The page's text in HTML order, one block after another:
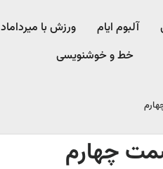
آلبوم ایام ورزش با میرداماد​
خط و خوشنویسی
چهارم